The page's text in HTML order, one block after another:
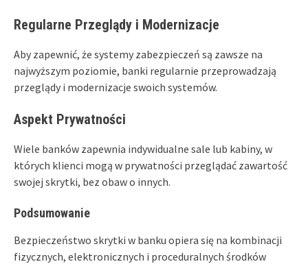
Regularne Przeglądy i Modernizacje
Aby zapewnić, że systemy zabezpieczeń są zawsze na
najwyższym poziomie, banki regularnie przeprowadzają
przeglądy i modernizacje swoich systemów.
Aspekt Prywatności
Wiele banków zapewnia indywidualne sale lub kabiny, w
których klienci mogą w prywatności przeglądać zawartość
swojej skrytki, bez obaw o innych.
Podsumowanie
Bezpieczeństwo skrytki w banku opiera się na kombinacji
fizycznych, elektronicznych i proceduralnych środków